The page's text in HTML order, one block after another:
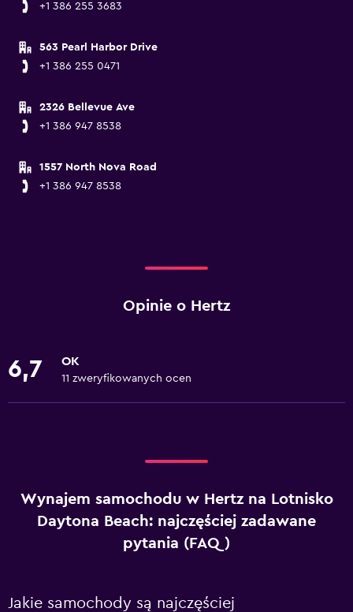
+1 386 255 3683
563 Pearl Harbor Drive
+1 386 255 0471
2326 Bellevue Ave
+1 386 947 8538
1557 North Nova Road
+1 386 947 8538
Opinie o Hertz
6,7 OK
11 zweryfikowanych ocen
Wynajem samochodu w Hertz na Lotnisko
Daytona Beach: najczęściej zadawane
pytania (FAQ)
Jakie samochody są najczęściej